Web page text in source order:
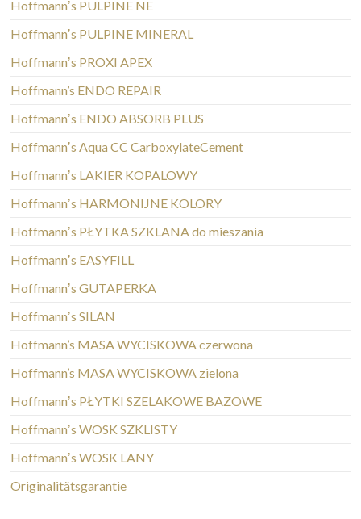
Hoffmannʼs PULPINE NE
Hoffmannʼs PULPINE MINERAL
Hoffmannʼs PROXI APEX
Hoffmann’s ENDO REPAIR
Hoffmannʼs ENDO ABSORB PLUS
Hoffmannʼs Aqua CC CarboxylateCement
Hoffmannʼs LAKIER KOPALOWY
Hoffmannʼs HARMONIJNE KOLORY
Hoffmannʼs PŁYTKA SZKLANA do mieszania
Hoffmannʼs EASYFILL
Hoffmannʼs GUTAPERKA
Hoffmannʼs SILAN
Hoffmann’s MASA WYCISKOWA czerwona
Hoffmann’s MASA WYCISKOWA zielona
Hoffmannʼs PŁYTKI SZELAKOWE BAZOWE
Hoffmannʼs WOSK SZKLISTY
Hoffmannʼs WOSK LANY
Originalitätsgarantie